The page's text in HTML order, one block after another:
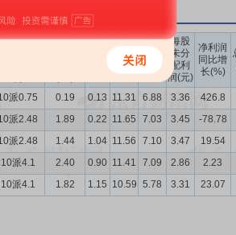
幅表现
收益
每股
净资
产(元)
每股
公积
金(元)
每股
未分
配利
润(元)
净利润
同比增
长(%)
派0.75 0.19 0.13 11.31 6.88 3.36 426.8
派2.48 1.89 0.22 11.65 7.03 3.45 -78.78
派2.48 1.44 1.04 11.56 7.10 3.47 19.54
10派4.1 2.40 0.90 11.41 7.09 2.86 2.23
10派4.1 1.82 1.15 10.59 5.78 3.31 23.07